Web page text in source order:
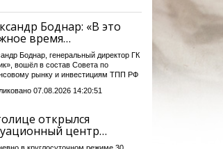
Боднар: «В это
время…
Боднар, генеральный директор ГК
вошёл в состав Совета по
рынку и инвестициям ТПП РФ
07.08.2026 14:20:51
открылся
центр…